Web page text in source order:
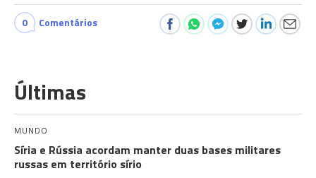
0 Comentários
Últimas
MUNDO
Síria e Rússia acordam manter duas bases militares
russas em território sírio